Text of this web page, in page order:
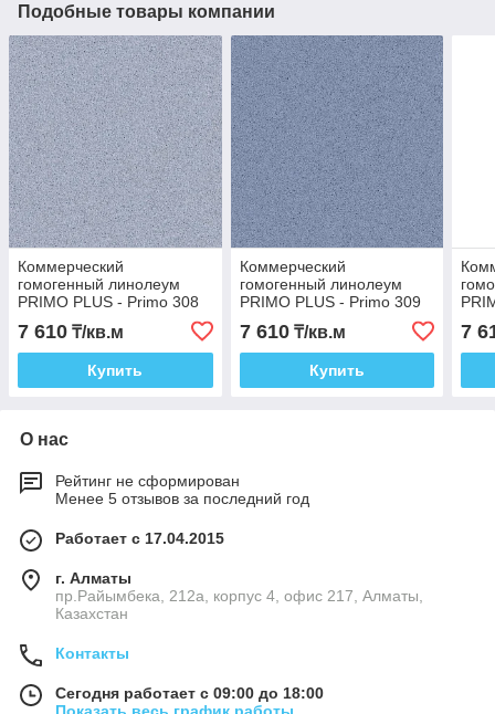
Подобные товары компании
Коммерческий
гомогенный линолеум
PRIMO PLUS - Primo 308
7 610 ₸/кв.м
Купить
Коммерческий
гомогенный линолеум
PRIMO PLUS - Primo 309
7 610₸/кв.м
Купить
7
О нас
Рейтинг не сформирован
Менее 5 отзывов за последний год
Работает с 17.04.2015
г. Алматы
пр.Райымбека, 212а, корпус 4, офис 217, Алматы,
Казахстан
Контакты
Сегодня работает с 09:00 до 18:00